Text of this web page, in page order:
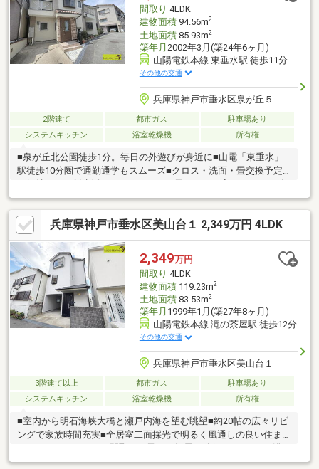
間取り 4LDK
建物面積94.56m2
土地面積85.93m2
築年月 2002年3月(築24年6ヶ月)
山陽電鉄本線 東垂水駅 徒歩11分
その他の交通
兵庫県神戸市垂水区泉が丘５
2階建て 都市ガス
駐車場あり
システムキッチン
浴室乾燥機 所有権
■泉が丘北公園徒歩1分。毎日の外遊びが身近に■山電「東垂水」
駅徒歩10分圏で通勤通学もスムーズ■クロス・洗面・畳交換予定
保■スーパーやコンビニが徒歩圏で買物負担を軽減■小学校徒歩9
分でお子さまの通学も安心の距離■2680万円で叶える、無理のな
いマイホーム計画■東垂水小学校（徒歩9分）・東垂水中学校自分
たちに合う物件が分からない方へ。ロコホームが住まい探しをお
手伝いします。SUUMO掲載物件に加え、「俺と私の
LocoHouse」もご紹介可能。物件見学だけでも大歓迎です。お気
軽にご相談ください！
兵庫県神戸市垂水区美山台１ 2,349万円 4LDK
2,349万円
間取り 4LDK
建物面積119.23m2
土地面積83.53m2
築年月 1999年1月(築27年8ヶ月)
山陽電鉄本線 滝の茶屋駅 徒歩12分
その他の交通
兵庫県神戸市垂水区美山台１
3階建て以上 都市ガス
駐車場あり
システムキッチン
浴室乾燥機 所有権
■室内から明石海峡大橋と瀬戸内海を望む眺望■約20帖の広々リビ
ングで家族時間充実■全居室二面採光で明るく風通しの良い住ま
室・洗面など水回り新品交換■クロスや床もリフォーム済みで即